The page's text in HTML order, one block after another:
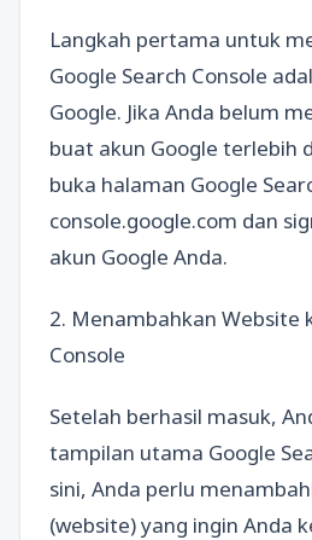
Langkah pertama untuk
Google Search Console
Google. Jika Anda belum
buat akun Google terlebih
buka halaman Google
console.google.com dan
akun Google Anda.
2. Menambahkan Website
Console
Setelah berhasil masuk,
tampilan utama Google
sini, Anda perlu
(website) yang ingin Anda